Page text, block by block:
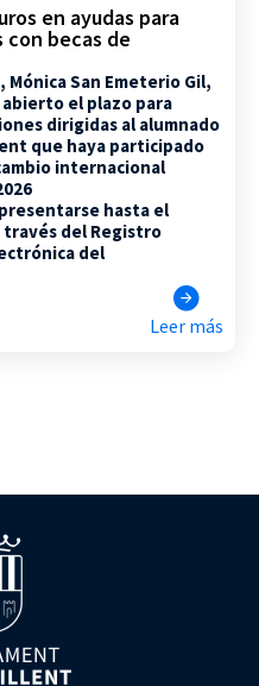
en ayudas para
becas de
San Emeterio Gil,
el plazo para
dirigidas al alumnado
que haya participado
internacional
hasta el
través del Registro
del
Leer más